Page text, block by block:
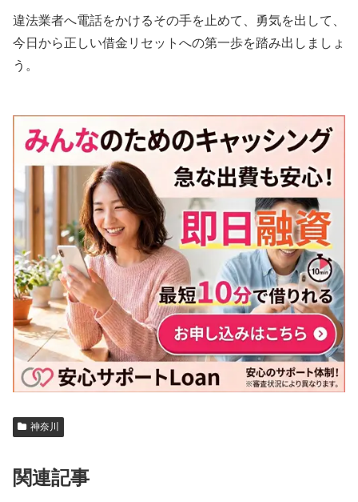
違法業者へ電話をかけるその手を止めて、勇気を出して、
今日から正しい借金リセットへの第一歩を踏み出しましょ
う。
神奈川
関連記事